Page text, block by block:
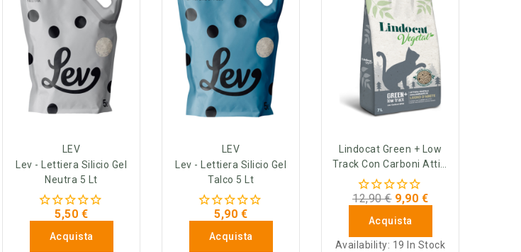
LEV
Lev - Lettiera Silicio Gel
Neutra 5 Lt
5,50 €
Acquista
LEV
Lev - Lettiera Silicio Gel
Talco 5 Lt
5,90 €
Acquista
Lindocat Green + Low
Track Con Carboni Attivi
7 L
12,90 € 9,90 €
Acquista
Availability: 19 In Stock